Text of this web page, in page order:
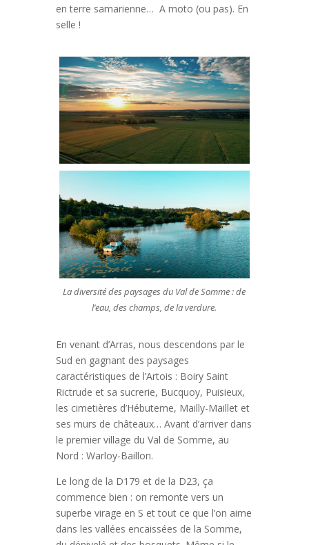
en terre samarienne… A moto (ou pas). En
selle !
La diversité des paysages du Val de Somme : de
l’eau, des champs, de la verdure.
En venant d’Arras, nous descendons par le
Sud en gagnant des paysages
caractéristiques de l’Artois : Boiry Saint
Rictrude et sa sucrerie, Bucquoy, Puisieux,
les cimetières d’Hébuterne, Mailly-Maillet et
ses murs de châteaux… Avant d’arriver dans
le premier village du Val de Somme, au
Nord : Warloy-Baillon.
Le long de la D179 et de la D23, ça
commence bien : on remonte vers un
superbe virage en S et tout ce que l’on aime
dans les vallées encaissées de la Somme,